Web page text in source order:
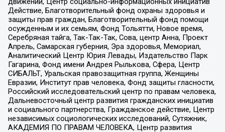
Действие, Благотворительный фонд охраны здоровья и
защиты прав граждан, Благотворительный фонд помощи
осужденным и их семьям, Фонд Тольятти, Новое время,
Серебряная тайга, Так-Так-Так, Сова, центр Анна, Проект
Апрель, Самарская губерния, Эра здоровья, Мемориал,
Аналитический Центр Юрия Левады, Издательство Парк
Гагарина, Фонд имени Андрея Рылькова, Сфера, Центр
СИБАЛЬТ, Уральская правозащитная группа, Женщины
Евразии, Институт прав человека, Фонд защиты гласности,
Российский исследовательский центр по правам человека,
Дальневосточный центр развития гражданских инициатив
и социального партнерства, Гражданское действие, Центр
независимых социологических исследований, Сутяжник,
АКАДЕМИЯ ПО ПРАВАМ ЧЕЛОВЕКА, Центр развития